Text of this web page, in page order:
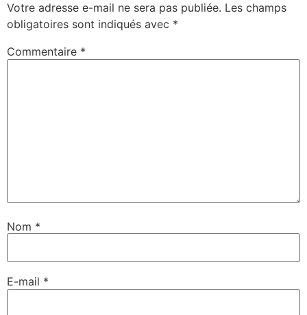
Votre adresse e-mail ne sera pas publiée. Les champs
obligatoires sont indiqués avec *
Commentaire *
Nom *
E-mail *